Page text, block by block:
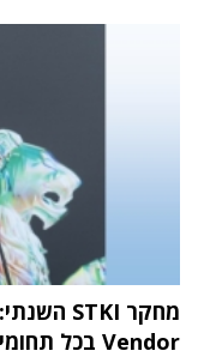
Vendor בכל תחומי שוק ה-IT